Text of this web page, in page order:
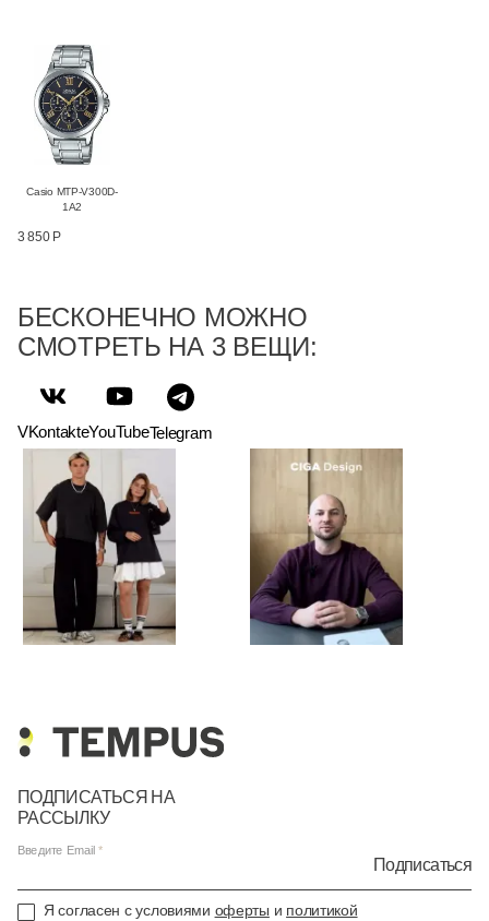
Casio MTP-V300D-
1A2
3 850 Р
БЕСКОНЕЧНО МОЖНО
СМОТРЕТЬ НА 3 ВЕЩИ:
VKontakteYouTubeTelegram
ПОДПИСАТЬСЯ НА
РАССЫЛКУ
Введите Email
Подписаться
Я согласен с условиями оферты и политикой